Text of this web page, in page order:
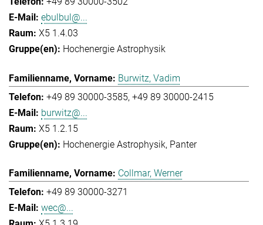
ebulbul@...
X5 1.4.03
Hochenergie Astrophysik
Burwitz, Vadim
+49 89 30000-3585 +49 89 30000-2415
burwitz@...
X5 1.2.15
Hochenergie Astrophysik Panter
Collmar, Werner
+49 89 30000-3271
wec@...